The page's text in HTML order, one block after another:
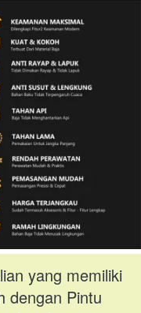
yang memiliki
dengan Pintu